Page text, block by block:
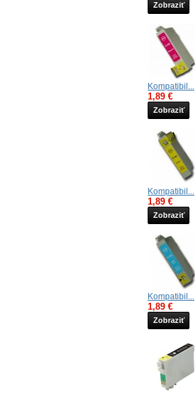
Zobraziť
Kompatibil...
1,89 €
Zobraziť
Kompatibil...
1,89 €
Zobraziť
Kompatibil...
1,89 €
Zobraziť